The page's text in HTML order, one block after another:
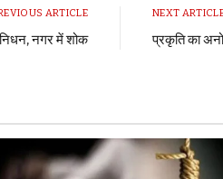
ARTICLE
नगर में शोक
NEXT
प्रकृति का